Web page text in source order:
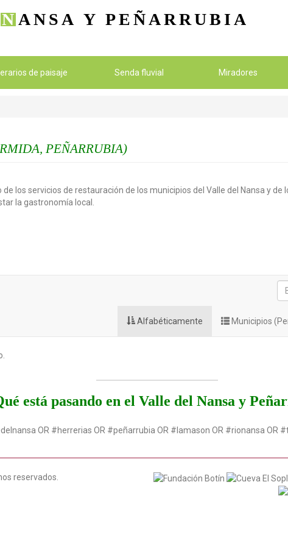
NANSA Y PEÑARRUBIA
de paisaje Senda fluvial Miradores
PEÑARRUBIA)
los servicios de restauración de los municipios del Valle del Nansa y
la gastronomía local.
Alfabéticamente Municipios
está pasando en el Valle del Nansa y
OR #herrerias OR #peñarrubia OR #lamason OR #rionansa OR
reservados.